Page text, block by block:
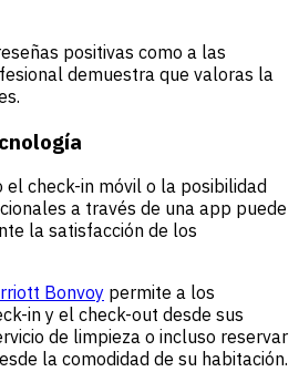
positivas como a las
demuestra que valoras la
check-in móvil o la posibilidad
a través de una app puede
la satisfacción de los
Bonvoy permite a los
in y el check-out desde sus
de limpieza o incluso reservar
la comodidad de su habitación.